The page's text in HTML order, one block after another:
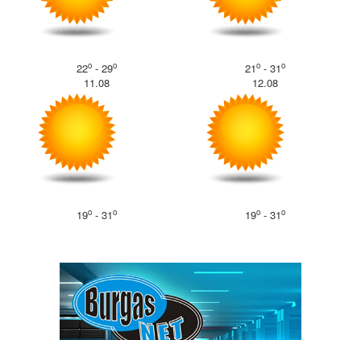
22o- 29o 21o- 31o
11.08
19o- 31o
12.08
19o- 31o